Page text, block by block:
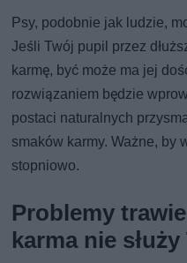
Psy, podobnie jak ludzie,
Jeśli Twój pupil przez
karmę, być może ma jej
rozwiązaniem będzie
postaci naturalnych
smaków karmy. Ważne, by
stopniowo.
Problemy
karma nie